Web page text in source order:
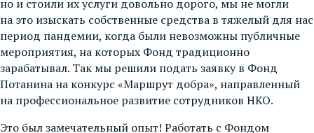
но и стоили их услуги довольно дорого, мы не могли
на это изыскать собственные средства в тяжелый для нас
период пандемии, когда были невозможны публичные
мероприятия, на которых Фонд традиционно
зарабатывал. Так мы решили подать заявку в Фонд
Потанина на конкурс «Маршрут добра», направленный
на профессиональное развитие сотрудников НКО.
Это был замечательный опыт! Работать с Фондом